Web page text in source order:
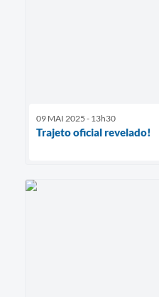
09 MAI 2025 - 13h30
Trajeto oficial revelado!